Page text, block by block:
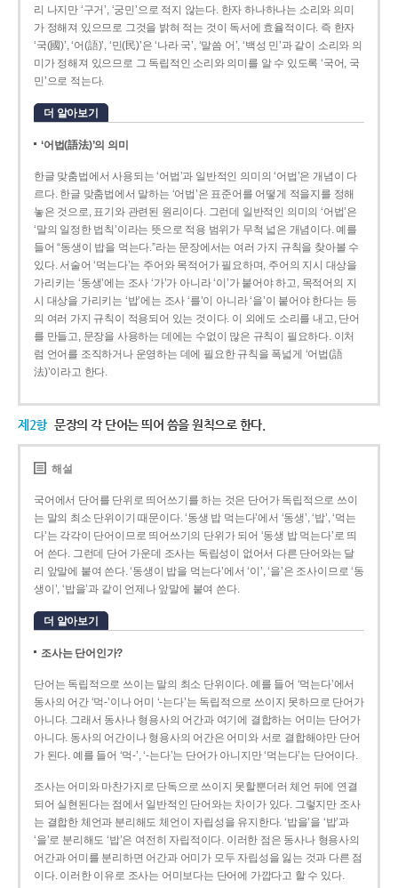
리 나지만 ‘구거’, ‘궁민’으로 적지 않는다. 한자 하나하나는 소리와 의미
가 정해져 있으므로 그것을 밝혀 적는 것이 독서에 효율적이다. 즉 한자
‘국(國)’, ‘어(語)’, ‘민(民)’은 ‘나라 국’, ‘말씀 어’, ‘백성 민’과 같이 소리와 의
미가 정해져 있으므로 그 독립적인 소리와 의미를 알 수 있도록 ‘국어, 국
민’으로 적는다.
더 알아보기
‘어법(語法)’의 의미
한글 맞춤법에서 사용되는 ‘어법’과 일반적인 의미의 ‘어법’은 개념이 다
르다. 한글 맞춤법에서 말하는 ‘어법’은 표준어를 어떻게 적을지를 정해
놓은 것으로, 표기와 관련된 원리이다. 그런데 일반적인 의미의 ‘어법’은
‘말의 일정한 법칙’이라는 뜻으로 적용 범위가 무척 넓은 개념이다. 예를
들어 “동생이 밥을 먹는다.”라는 문장에서는 여러 가지 규칙을 찾아볼 수
있다. 서술어 ‘먹는다’는 주어와 목적어가 필요하며, 주어의 지시 대상을
가리키는 ‘동생’에는 조사 ‘가’가 아니라 ‘이’가 붙어야 하고, 목적어의 지
시 대상을 가리키는 ‘밥’에는 조사 ‘를’이 아니라 ‘을’이 붙어야 한다는 등
의 여러 가지 규칙이 적용되어 있는 것이다. 이 외에도 소리를 내고, 단어
를 만들고, 문장을 사용하는 데에는 수없이 많은 규칙이 필요하다. 이처
럼 언어를 조직하거나 운영하는 데에 필요한 규칙을 폭넓게 ‘어법(語
法)’이라고 한다.
제2항 문장의 각 단어는 띄어 씀을 원칙으로 한다.
해설
국어에서 단어를 단위로 띄어쓰기를 하는 것은 단어가 독립적으로 쓰이
는 말의 최소 단위이기 때문이다. ‘동생 밥 먹는다’에서 ‘동생’, ‘밥’, ‘먹는
다’는 각각이 단어이므로 띄어쓰기의 단위가 되어 ‘동생 밥 먹는다’로 띄
어 쓴다. 그런데 단어 가운데 조사는 독립성이 없어서 다른 단어와는 달
리 앞말에 붙여 쓴다. ‘동생이 밥을 먹는다’에서 ‘이’, ‘을’은 조사이므로 ‘동
생이’, ‘밥을’과 같이 언제나 앞말에 붙여 쓴다.
더 알아보기
조사는 단어인가?
단어는 독립적으로 쓰이는 말의 최소 단위이다. 예를 들어 ‘먹는다’에서
동사의 어간 ‘먹-­’이나 어미 ‘­-는다’는 독립적으로 쓰이지 못하므로 단어가
아니다. 그래서 동사나 형용사의 어간과 여기에 결합하는 어미는 단어가
아니다. 동사의 어간이나 형용사의 어간은 어미와 서로 결합해야만 단어
가 된다. 예를 들어 ‘먹-’, ‘-는다’는 단어가 아니지만 ‘먹는다’는 단어이다.
조사는 어미와 마찬가지로 단독으로 쓰이지 못할뿐더러 체언 뒤에 연결
되어 실현된다는 점에서 일반적인 단어와는 차이가 있다. 그렇지만 조사
는 결합한 체언과 분리해도 체언이 자립성을 유지한다. ‘밥을’을 ‘밥’과
‘을’로 분리해도 ‘밥’은 여전히 자립적이다. 이러한 점은 동사나 형용사의
어간과 어미를 분리하면 어간과 어미가 모두 자립성을 잃는 것과 다른 점
이다. 이러한 이유로 조사는 어미보다는 단어에 가깝다고 할 수 있다.